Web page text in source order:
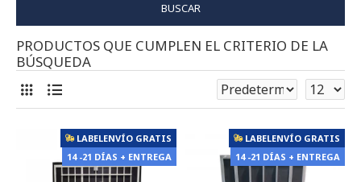
BUSCAR
PRODUCTOS QUE CUMPLEN EL CRITERIO DE LA
BÚSQUEDA
LABELENVÍO GRATIS
14 -21 DÍAS + ENTREGA
LABELENVÍO GRATIS
14 -21 DÍAS + ENTREGA